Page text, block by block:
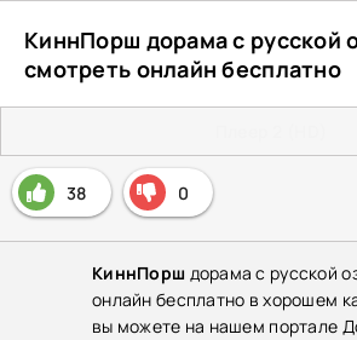
КиннПорш дорама с русской
смотреть онлайн бесплатно
38 0
КиннПорш дорама с русской
онлайн бесплатно в хорошем
вы можете на нашем портале